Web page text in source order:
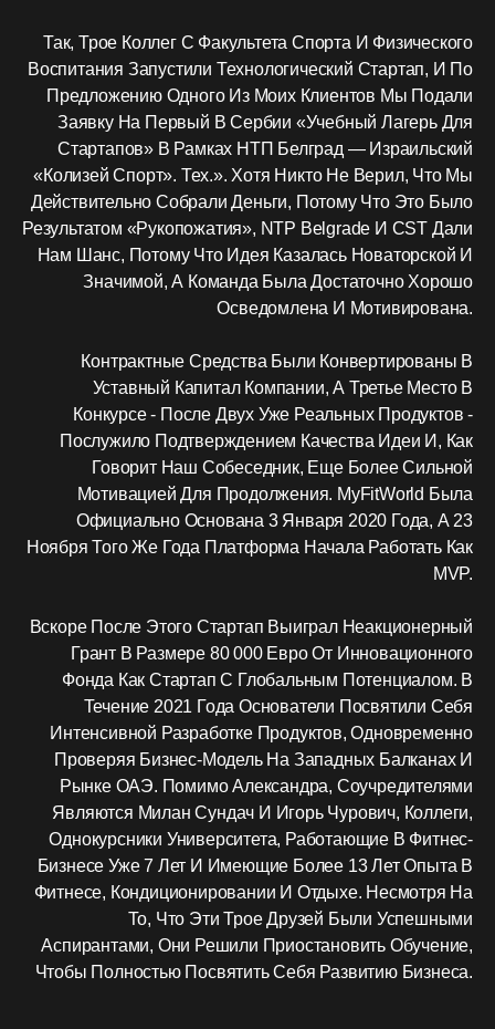
Так, Трое Коллег С Факультета Спорта И Физического
Воспитания Запустили Технологический Стартап, И По
Предложению Одного Из Моих Клиентов Мы Подали
Заявку На Первый В Сербии «учебный Лагерь Для
Стартапов» В Рамках НТП Белград — Израильский
«Колизей Спорт». Тех.». Хотя Никто Не Верил, Что Мы
Действительно Собрали Деньги, Потому Что Это Было
Результатом «рукопожатия», NTP Belgrade И CST Дали
Нам Шанс, Потому Что Идея Казалась Новаторской И
Значимой, А Команда Была Достаточно Хорошо
Осведомлена И Мотивирована.
Контрактные Средства Были Конвертированы В
Уставный Капитал Компании, А Третье Место В
Конкурсе - После Двух Уже Реальных Продуктов -
Послужило Подтверждением Качества Идеи И, Как
Говорит Наш Собеседник, Еще Более Сильной
Мотивацией Для Продолжения. MyFitWorld Была
Официально Основана 3 Января 2020 Года, А 23
Ноября Того Же Года Платформа Начала Работать Как
MVP.
Вскоре После Этого Стартап Выиграл Неакционерный
Грант В Размере 80 000 Евро От Инновационного
Фонда Как Стартап С Глобальным Потенциалом. В
Течение 2021 Года Основатели Посвятили Себя
Интенсивной Разработке Продуктов, Одновременно
Проверяя Бизнес-Модель На Западных Балканах И
Рынке ОАЭ. Помимо Александра, Соучредителями
Являются Милан Сундач И Игорь Чурович, Коллеги,
Однокурсники Университета, Работающие В Фитнес-
Бизнесе Уже 7 Лет И Имеющие Более 13 Лет Опыта В
Фитнесе, Кондиционировании И Отдыхе. Несмотря На
То, Что Эти Трое Друзей Были Успешными
Аспирантами, Они Решили Приостановить Обучение,
Чтобы Полностью Посвятить Себя Развитию Бизнеса.